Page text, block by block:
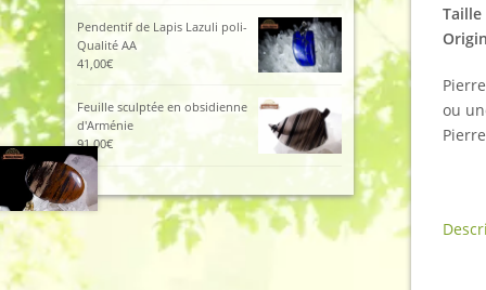
Taille
ou
Pendentif de Lapis Lazuli poli-
Qualité AA
41,00€
Feuille sculptée en obsidienne
d'Arménie
91,00€